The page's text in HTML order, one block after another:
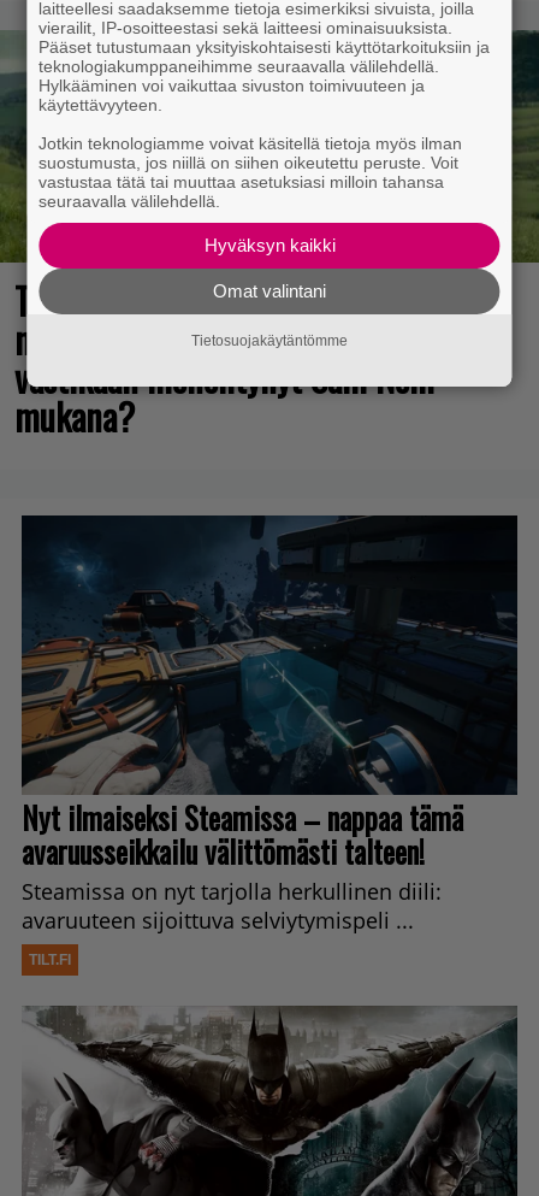
The Legend of Zelda -elokuvan
näyttelijöistä huhuillaan ahkerasti –
vastikään menehtynyt Sam Neill
mukana?
laitteellesi saadaksemme tietoja esimerkiksi sivuista, joilla
vierailit, IP-osoitteestasi sekä laitteesi ominaisuuksista.
Pääset tutustumaan yksityiskohtaisesti käyttötarkoituksiin ja
teknologiakumppaneihimme seuraavalla välilehdellä.
Hylkääminen voi vaikuttaa sivuston toimivuuteen ja
käytettävyyteen.
Jotkin teknologiamme voivat käsitellä tietoja myös ilman
suostumusta, jos niillä on siihen oikeutettu peruste. Voit
vastustaa tätä tai muuttaa asetuksiasi milloin tahansa
seuraavalla välilehdellä.
Hyväksyn kaikki
Omat valintani
Tietosuojakäytäntömme